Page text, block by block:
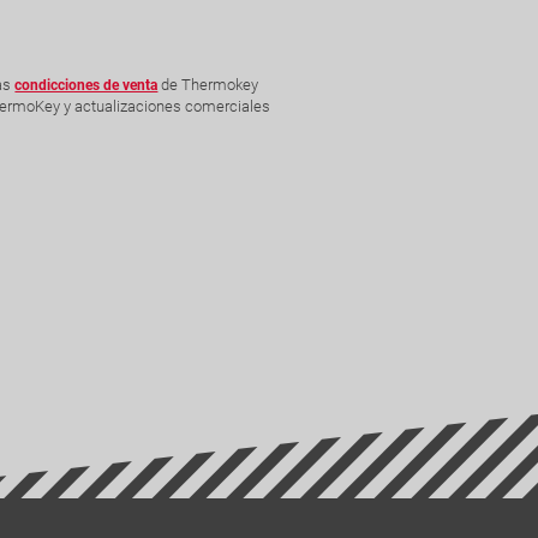
condicciones de venta de Thermokey
y actualizaciones comerciales